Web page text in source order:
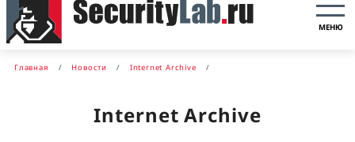
МЕНЮ
Главная Новости Internet Archive
Internet Archive